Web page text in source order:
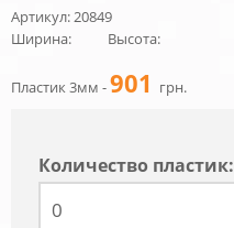
Артикул: 20849
Ширина:
Высота:
Пластик 3мм -901 грн.
Количество пластик: